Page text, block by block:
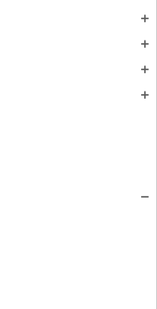
add
add
add
add
remove